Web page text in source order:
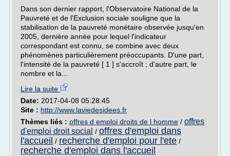
Dans son dernier rapport, l'Observatoire National de la
Pauvreté et de l'Exclusion sociale souligne que la
stabilisation de la pauvreté monétaire observée jusqu'en
2005, dernière année pour lequel l'indicateur
correspondant est connu, se combine avec deux
phénomènes particulièrement préoccupants. D'une part,
l'intensité de la pauvreté [ 1 ] s'accroît ; d'autre part, le
nombre et la...
Lire la suite
Date: 2017-04-08 05:28:45
Site : http://www.laviedesidees.fr
Thèmes liés : offres d emploi droits de l homme / offres
d'emploi droit social / offres d'emploi dans
l'accueil / recherche d'emploi pour l'ete /
recherche d'emploi dans l'accueil